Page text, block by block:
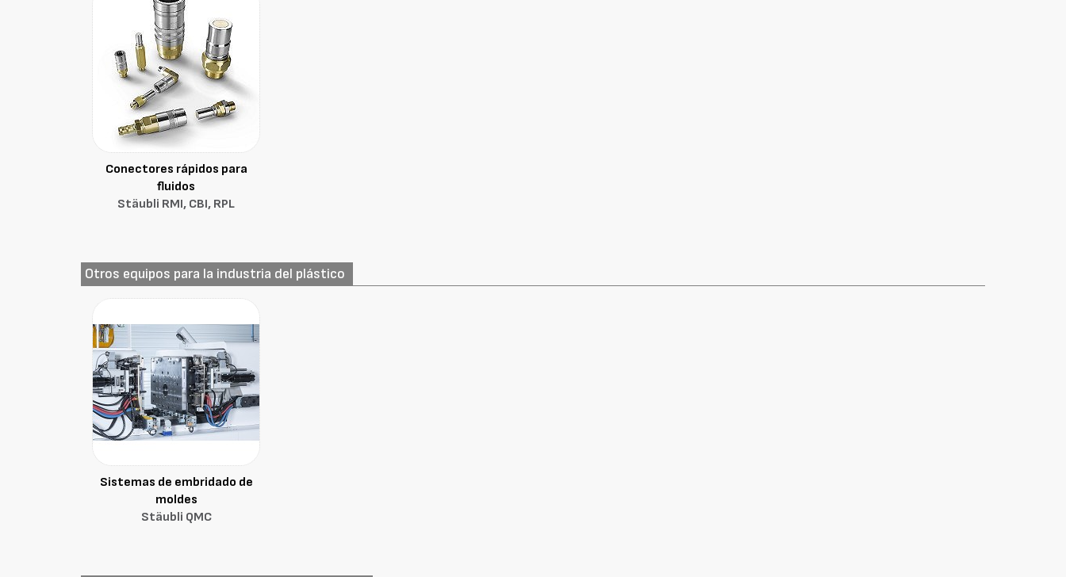
Conectores rápidos para
fluidos
Stäubli RMI, CBI, RPL
Otros equipos para la industria del plástico
Sistemas de embridado de
moldes
Stäubli QMC